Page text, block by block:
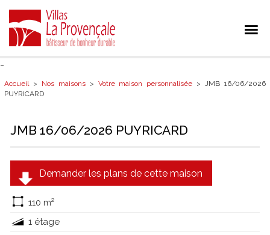
-
Accueil> Nos maisons> Votre maison personnalisée > JMB 16/06/2026
PUYRICARD
JMB 16/06/2026 PUYRICARD
Demander les plans de cette maison
110 m²
1 étage